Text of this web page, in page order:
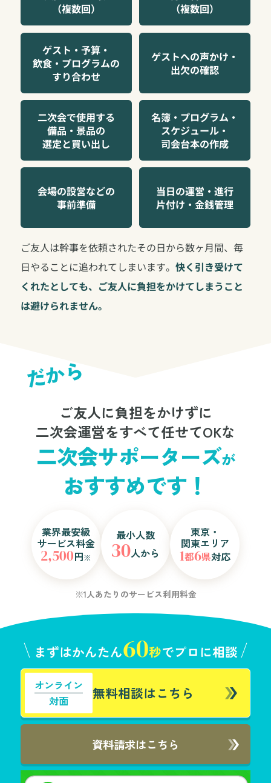
（複数回）
（複数回）
ゲスト・予算・
飲食・プログラムの
すり合わせ
ゲストへの声かけ・
出欠の確認
二次会で使用する
備品・景品の
選定と買い出し
名簿・プログラム・
スケジュール・
司会台本の作成
会場の設営などの
事前準備
当日の運営・進行
片付け・金銭管理
ご友人は幹事を依頼されたその日から数ヶ月間、毎
日やることに追われてしまいます。快く引き受けて
くれたとしても、ご友人に負担をかけてしまうこと
は避けられません。
だから
ご友人に負担をかけずに
二次会運営をすべて任せてOKな
二次会サポーターズが
おすすめです！
業界最安級
サービス料金
2,500円※
最小人数
30人から
東京・
関東エリア
1都6県対応
※1人あたりのサービス利用料金
まずはかんたん60秒でプロに相談
オンライン
対面
無料相談はこちら
資料請求はこちら